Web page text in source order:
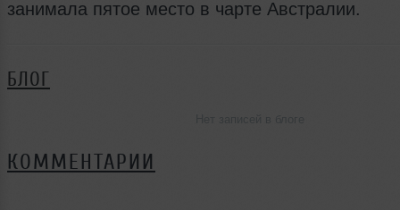
занимала пятое место в чарте Австралии.
БЛОГ
КОММЕНТАРИИ